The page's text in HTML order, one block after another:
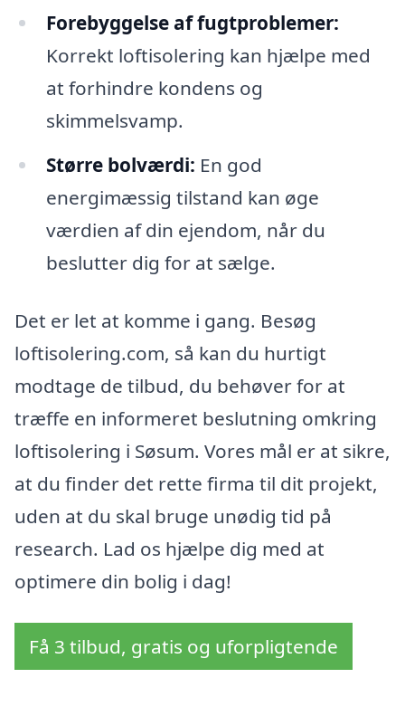
Forebyggelse af fugtproblemer:
Korrekt loftisolering kan hjælpe med
at forhindre kondens og
skimmelsvamp.
Større bolværdi: En god
energimæssig tilstand kan øge
værdien af din ejendom, når du
beslutter dig for at sælge.
Det er let at komme i gang. Besøg
loftisolering.com, så kan du hurtigt
modtage de tilbud, du behøver for at
træffe en informeret beslutning omkring
loftisolering i Søsum. Vores mål er at sikre,
at du finder det rette firma til dit projekt,
uden at du skal bruge unødig tid på
research. Lad os hjælpe dig med at
optimere din bolig i dag!
Få 3 tilbud, gratis og uforpligtende